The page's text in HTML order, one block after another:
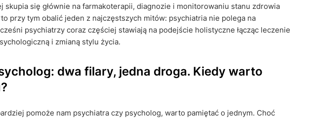
skupia się głównie na farmakoterapii, diagnozie i monitorowaniu stanu zdrowia
przy tym obalić jeden z najczęstszych mitów: psychiatria nie polega na
psychiatrzy coraz częściej stawiają na podejście holistyczne łącząc leczenie
i zmianą stylu życia.
dwa filary, jedna droga. Kiedy warto
pomoże nam psychiatra czy psycholog, warto pamiętać o jednym. Choć